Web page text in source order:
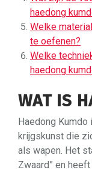
haedong
Welke
te oefenen?
Welke
haedong
WAT IS
Haedong
krijgskunst die
als wapen. Het
Zwaard” en